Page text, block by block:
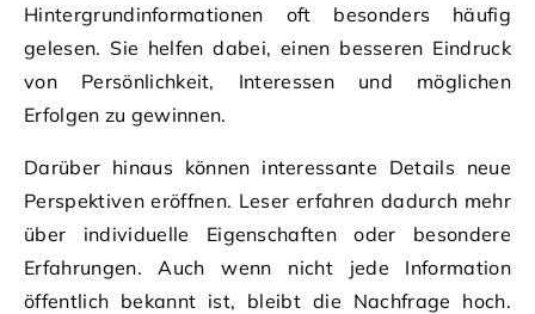
Hintergrundinformationen oft besonders häufig
gelesen. Sie helfen dabei, einen besseren Eindruck
von Persönlichkeit, Interessen und möglichen
Erfolgen zu gewinnen.
Darüber hinaus können interessante Details neue
Perspektiven eröffnen. Leser erfahren dadurch mehr
über individuelle Eigenschaften oder besondere
Erfahrungen. Auch wenn nicht jede Information
öffentlich bekannt ist, bleibt die Nachfrage hoch.